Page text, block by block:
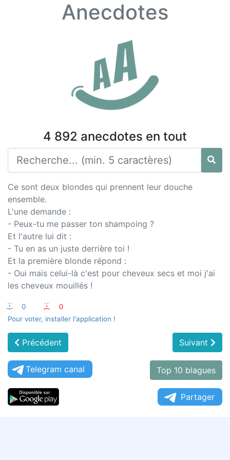
Anecdotes
4 892 anecdotes en tout
Ce sont deux blondes qui prennent leur douche
ensemble.
L'une demande :
- Peux-tu me passer ton shampoing ?
Et l'autre lui dit :
- Tu en as un juste derrière toi !
Et la première blonde répond :
- Oui mais celui-là c'est pour cheveux secs et moi j'ai
les cheveux mouillés !
:-) 0 :-(
0
Pour voter, installer l'application !
Précédent Suivant
Telegram canal Top 10 blagues
Partager